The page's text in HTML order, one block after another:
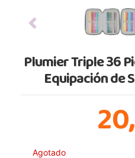
Previous
Plumier Triple 36
Equipación de
20,
Agotado